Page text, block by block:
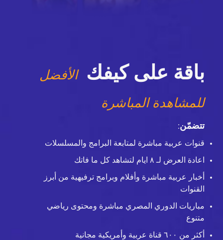
باقة على كيفك الأفضل
للمشاهدة المباشرة
تتضمّن:
قنوات عربية مباشرة لمتابعة البرامج والمسلسلات
اعادة العرض لـ ٨ ايام لتشاهد كل ما فاتك
أخبار عربية مباشرة وأفلام وبرامج ترفيهية من أبرز
القنوات
مباريات الدوري المصري مباشرة ومحتوى رياضي
متنوع
أكثر من ٦٠٠ قناة عربية وأمريكية مجانية